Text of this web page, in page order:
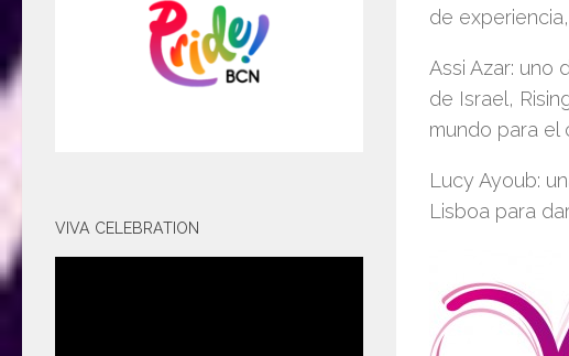
de
Assi Azar:
de Israel,
mundo para el
Lucy Ayoub:
Lisboa para
VIVA CELEBRATION